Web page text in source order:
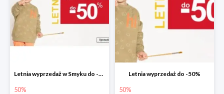
Letnia wyprzedaż w Smyku do -50%
50%
Letnia wyprzedaż do -50%
50%